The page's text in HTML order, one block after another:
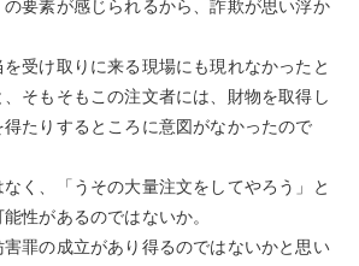
要素が感じられるから、詐欺が思い浮か
受け取りに来る現場にも現れなかったと
そもそもこの注文者には、財物を取得し
たりするところに意図がなかったので
く、「うその大量注文をしてやろう」と
性があるのではないか。
罪の成立があり得るのではないかと思い